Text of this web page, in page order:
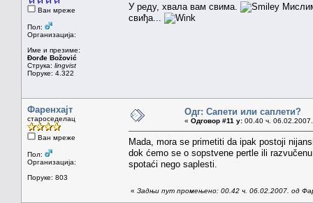
Ван мреже
Пол:
Организација:
Име и презиме:
Đorđe Božović
Струка: lingvist
Поруке: 4.322
У реду, хвала вам свима.
свиђа...
Фаренхајт
староседелац
Ван мреже
Пол:
Организација:
Поруке: 803
Одг: Сапети или саплети?
« Одговор #11 у: 00.40 ч.
Mada, mora se primetiti da ipak postoji
dok ćemo se o sopstvene pertle ili
spotaći nego saplesti.
« Задњи пут промењено: 00.42 ч. 06.02.2007. од